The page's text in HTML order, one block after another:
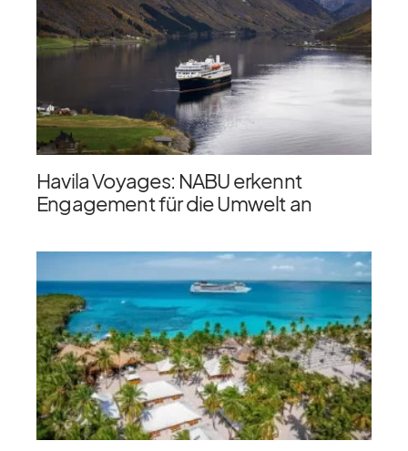
Havila Voyages: NABU erkennt
Engagement für die Umwelt an